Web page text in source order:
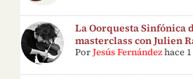
La Oorquesta Sinfónica
masterclass con Julien
PorJesús Fernández hace